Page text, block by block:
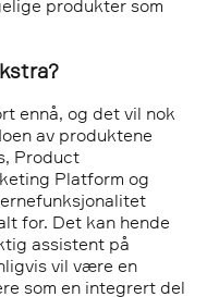
produkter som
ennå, og det vil nok
av produktene
Product
Platform og
for. Det kan hende
assistent på
vil være en
som en integrert del